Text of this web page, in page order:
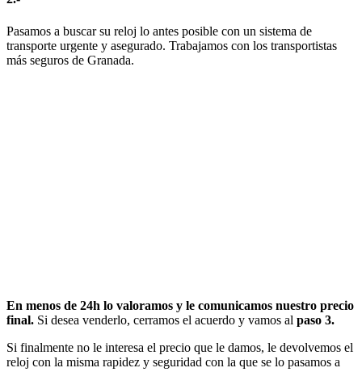
Pasamos a buscar su reloj lo antes posible con un sistema de
transporte urgente y asegurado. Trabajamos con los transportistas
más seguros de Granada.
En menos de 24h lo valoramos y le comunicamos nuestro precio
final. Si desea venderlo, cerramos el acuerdo y vamos al paso 3.
Si finalmente no le interesa el precio que le damos, le devolvemos el
reloj con la misma rapidez y seguridad con la que se lo pasamos a